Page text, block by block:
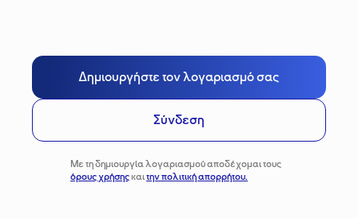
Δημιουργήστε τον λογαριασμό σας
Σύνδεση
Με τη δημιουργία λογαριασμού αποδέχομαι τους
όρους χρήσηςκαιτην πολιτική απορρήτου.